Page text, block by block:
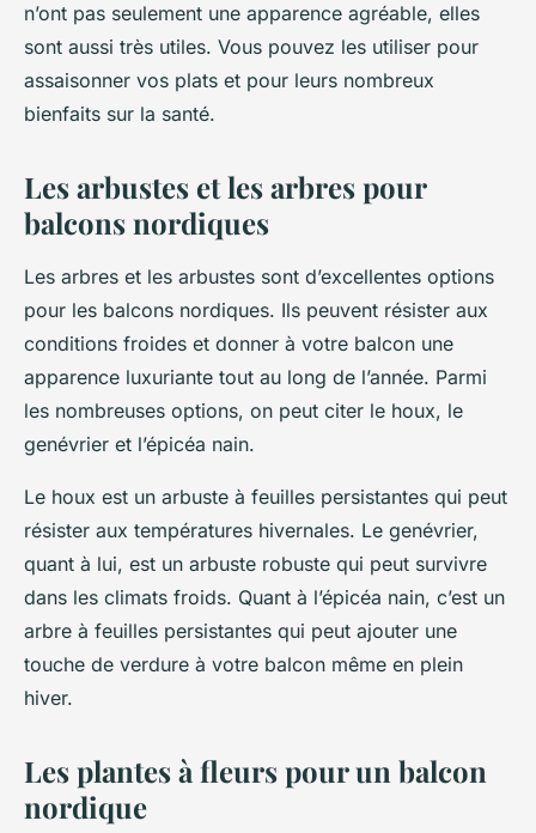
n’ont pas seulement une apparence agréable, elles
sont aussi très utiles. Vous pouvez les utiliser pour
assaisonner vos plats et pour leurs nombreux
bienfaits sur la santé.
Les arbustes et les arbres pour
balcons nordiques
Les arbres et les arbustes sont d’excellentes options
pour les balcons nordiques. Ils peuvent résister aux
conditions froides et donner à votre balcon une
apparence luxuriante tout au long de l’année. Parmi
les nombreuses options, on peut citer le houx, le
genévrier et l’épicéa nain.
Le houx est un arbuste à feuilles persistantes qui peut
résister aux températures hivernales. Le genévrier,
quant à lui, est un arbuste robuste qui peut survivre
dans les climats froids. Quant à l’épicéa nain, c’est un
arbre à feuilles persistantes qui peut ajouter une
touche de verdure à votre balcon même en plein
hiver.
Les plantes à fleurs pour un balcon
nordique